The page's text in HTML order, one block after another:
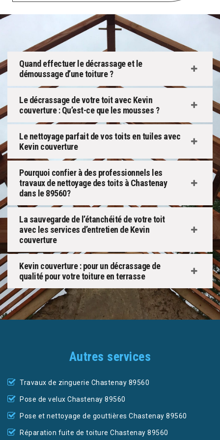
Quand effectuer le décrassage et le
démoussage d’une toiture ?
Le décrassage de votre toit avec Kevin
couverture : Qu’est-ce que les mousses ?
Le nettoyage parfait de vos toits en tuiles avec
Kevin couverture
Pourquoi confier à des professionnels les
travaux de nettoyage des toits à Chastenay
dans le 89560?
La sauvegarde de l’étanchéité de votre toit
avec les services d’entretien de Kevin
couverture
Kevin couverture : pour un décrassage de
qualité pour votre toiture en terrasse
Autres services
Travaux de zinguerie Chastenay 89560
Pose de velux Chastenay 89560
Pose et nettoyage de gouttières Chastenay 89560
Réparation fuite de toiture Chastenay 89560